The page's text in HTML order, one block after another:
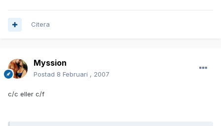
Citera
Myssion
Postad 8 Februari , 2007
c/c eller c/f